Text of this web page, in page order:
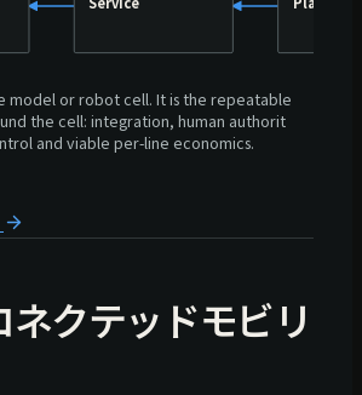
model or robot cell. It is the repeatable
the cell: integration, human authorit
and viable per-line economics.
ネクテッドモビリ